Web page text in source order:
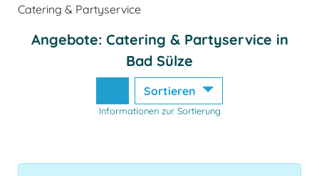
Catering & Partyservice
Angebote: Catering & Partyservice in
Bad Sülze
Sortieren
Informationen zur Sortierung